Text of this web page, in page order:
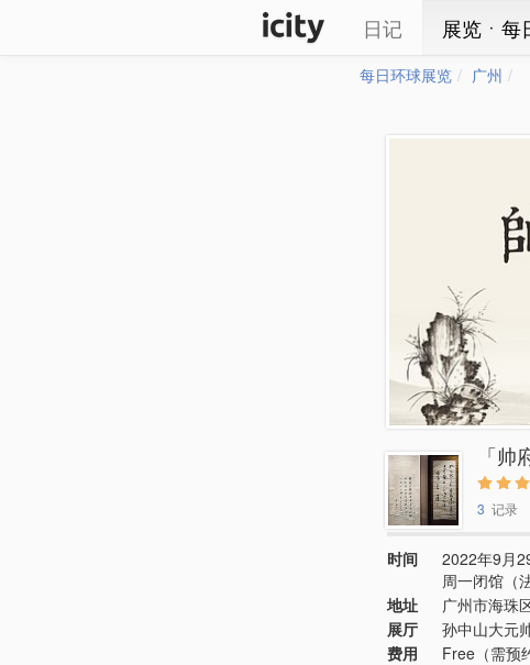
日记 展览ㆍ每
每日环球展览 广州
「
3 记录
时间
2022年9月
周一闭馆（
地址
广州市海珠
展厅
孙中山大元
费用
Free（需预